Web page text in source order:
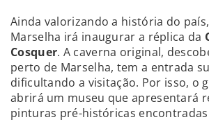
Ainda valorizando a história do
Marselha irá inaugurar a réplica da
Cosquer. A caverna original,
perto de Marselha, tem a entrada
dificultando a visitação. Por isso, o
abrirá um museu que apresentará
pinturas pré-históricas